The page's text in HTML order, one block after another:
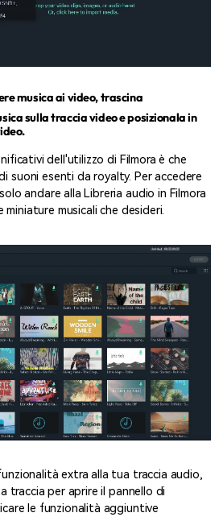
musica ai video, trascina
sulla traccia video e posizionala in
dell'utilizzo di Filmora è che
suoni esenti da royalty. Per accedere
andare alla Libreria audio in Filmora
miniature musicali che desideri.
extra alla tua traccia audio,
traccia per aprire il pannello di
le funzionalità aggiuntive